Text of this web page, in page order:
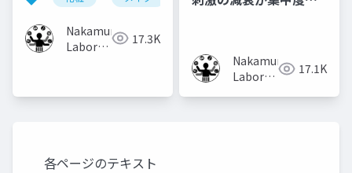
取り入れ手法
Nakamura
Laboratory 17.3K
Nakamura
Laboratory 17.1K
各ページのテキスト